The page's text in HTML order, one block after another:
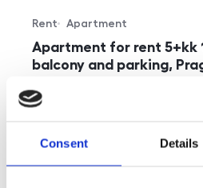
Consent Details
Apartment for rent 5+kk
balcony and parking,
Offer type
Rent
Property type
Apartment
rozměry
disposition
5+kk